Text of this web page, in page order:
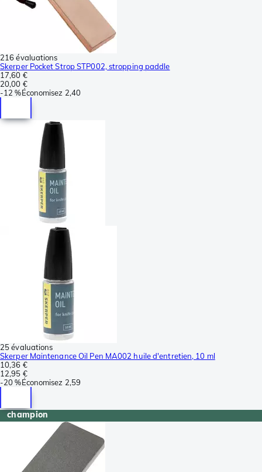
216 évaluations
Skerper Pocket Strop STP002, stropping paddle
17,60 €
20,00 €
-12 %Économisez 2,40
25 évaluations
Skerper Maintenance Oil Pen MA002 huile d'entretien, 10 ml
10,36 €
12,95 €
-20 %Économisez 2,59
champion